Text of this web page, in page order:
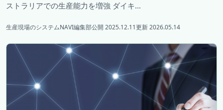
ストラリアでの生産能力を増強 ダイキ...
生産現場のシステムNAVI編集部公開 2025.12.11更新 2026.05.14